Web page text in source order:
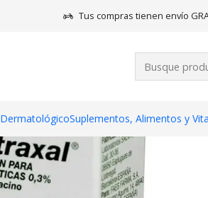
DermatológicoSuplementos, Alimentos y
Tus compras tienen envío
Inicio Medicamentos